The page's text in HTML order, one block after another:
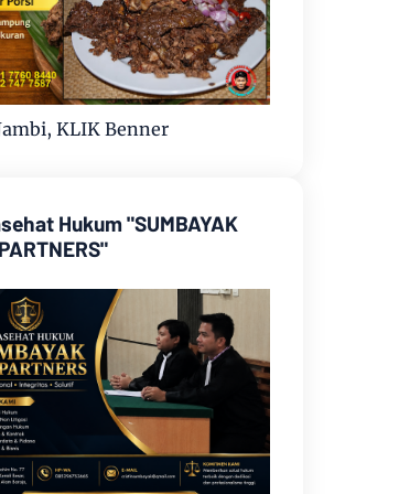
KLIK Benner
Hukum "SUMBAYAK